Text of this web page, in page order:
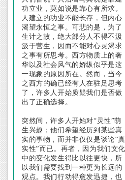
功立业，莫如说是靠心有所求。
人建立的功业不能长存，但内心
渴望永恒之事。可悲的是，为了
生计之故，绝大部分人不得不汲
汲于营生，因而不能对心灵渴求
之事有所思考。西方物质上的奢
华以及社会风气的娇纵似乎是这
一现象的原因所在。然而，当今
之西方的确已经有人在驻足思考
了，许多人开始质疑我们是否做
出了正确选择。
突然间，许多人开始对“灵性”萌
生兴趣；他们希望经历到某些真
实的事物，而并非仅仅是谈论“真
实性”而已。再者，因为我们文化
中的变化发生得比以往更快，所
以我们需要找到一种更为长远的
观点。我们行动得愈发迅捷，也